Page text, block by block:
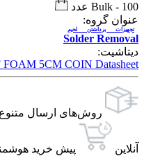
Bulk - 100 عدد
عنوان گروه:
Solder Removal
تجهیزات برداشتن لحیم
دیتاشیت:
FOAM 5CM COIN Datasheet
روش‌های ارسال‌ متنوع
آنلاین پیش خرید